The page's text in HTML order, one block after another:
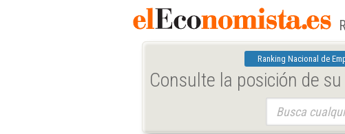
Ranking Nacional de
Consulte la posición de